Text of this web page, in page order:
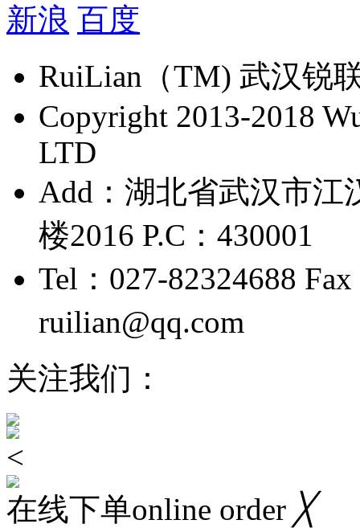
新浪 百度
​RuiLian（TM) 武汉锐
Copyright 2013-2018
LTD
Add：湖北省武汉市江
楼2016 P.C：430001
Tel：027-82324688
ruilian@qq.com
关注我们：
<
在线下单online order ╳